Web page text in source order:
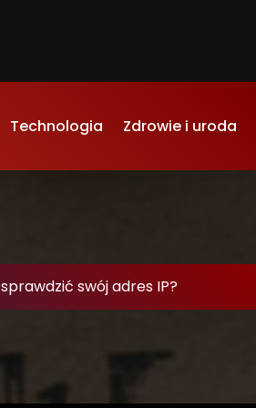
Technologia Zdrowie i uroda
swój adres IP?